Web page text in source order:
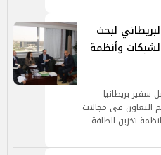
لبحث
وأنظمة
سفير بريطانيا
التعاون فى مجالات
تخزين الطاقة